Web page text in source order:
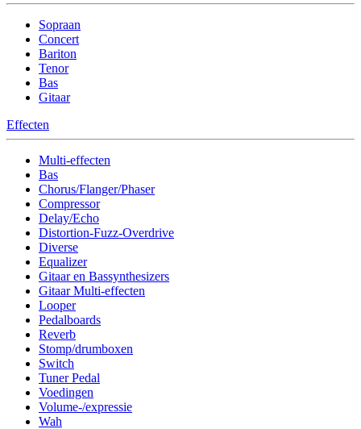
Sopraan
Concert
Bariton
Tenor
Bas
Gitaar
Effecten
Multi-effecten
Bas
Chorus/Flanger/Phaser
Compressor
Delay/Echo
Distortion-Fuzz-Overdrive
Diverse
Equalizer
Gitaar en Bassynthesizers
Gitaar Multi-effecten
Looper
Pedalboards
Reverb
Stomp/drumboxen
Switch
Tuner Pedal
Voedingen
Volume-/expressie
Wah